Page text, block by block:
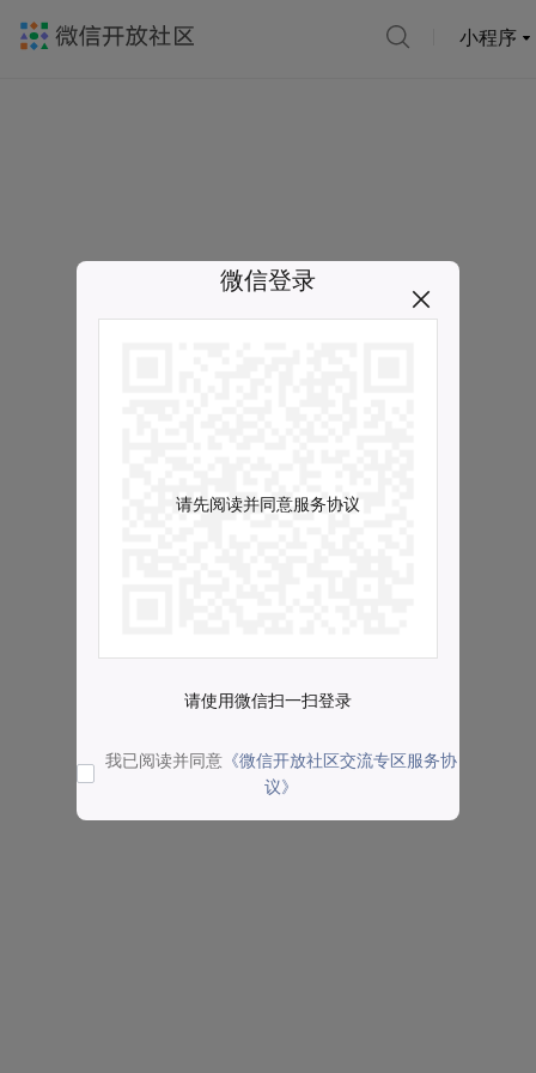
小程序
微信登录
请先阅读并同意服务协议
请使用微信扫一扫登录
我已阅读并同意 《微信开放社区交流专区服务协
议》